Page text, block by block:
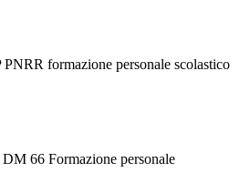
formazione personale scolastico
66 Formazione personale